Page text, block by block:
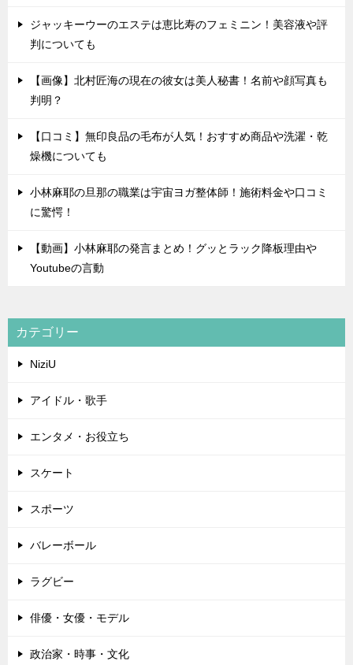
ジャッキーウーのエステは恵比寿のフェミニン！美容液や評
判についても
【画像】北村匠海の現在の彼女は美人秘書！名前や顔写真も
判明？
【口コミ】無印良品の毛布が人気！おすすめ商品や洗濯・乾
燥機についても
小林麻耶の旦那の職業は宇宙ヨガ整体師！施術料金や口コミ
に驚愕！
【動画】小林麻耶の発言まとめ！グッとラック降板理由や
Youtubeの言動
カテゴリー
NiziU
アイドル・歌手
エンタメ・お役立ち
スケート
スポーツ
バレーボール
ラグビー
俳優・女優・モデル
政治家・時事・文化